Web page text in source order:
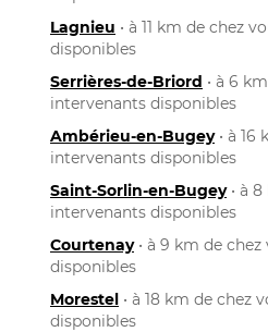
Lagnieu • à 11 km de chez
disponibles
Serrières-de-Briord • à 6
intervenants disponibles
Ambérieu-en-Bugey• à 16
intervenants disponibles
Saint-Sorlin-en-Bugey• à 8
intervenants disponibles
Courtenay• à 9 km de chez
disponibles
Morestel • à 18 km de chez
disponibles